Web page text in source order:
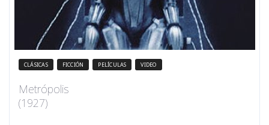
CLÁSICAS FICCIÓN PELÍCULAS VIDEO
Metrópolis
(1927)